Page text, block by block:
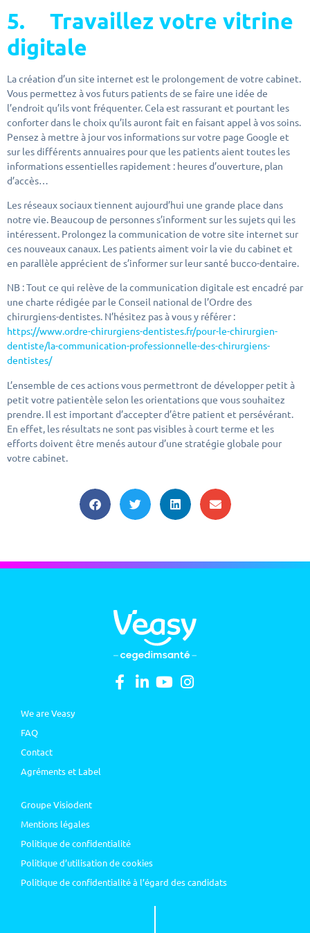
5.
Travaillez votre vitrine
digitale
La création d’un site internet est le prolongement de votre cabinet.
Vous permettez à vos futurs patients de se faire une idée de
l’endroit qu’ils vont fréquenter. Cela est rassurant et pourtant les
conforter dans le choix qu’ils auront fait en faisant appel à vos soins.
Pensez à mettre à jour vos informations sur votre page Google et
sur les différents annuaires pour que les patients aient toutes les
informations essentielles rapidement : heures d’ouverture, plan
d’accès…
Les réseaux sociaux tiennent aujourd’hui une grande place dans
notre vie. Beaucoup de personnes s’informent sur les sujets qui les
intéressent. Prolongez la communication de votre site internet sur
ces nouveaux canaux. Les patients aiment voir la vie du cabinet et
en parallèle apprécient de s’informer sur leur santé bucco-dentaire.
NB : Tout ce qui relève de la communication digitale est encadré par
une charte rédigée par le Conseil national de l’Ordre des
chirurgiens-dentistes. N’hésitez pas à vous y référer :
https://www.ordre-chirurgiens-dentistes.fr/pour-le-chirurgien-
dentiste/la-communication-professionnelle-des-chirurgiens-
dentistes/
L’ensemble de ces actions vous permettront de développer petit à
petit votre patientèle selon les orientations que vous souhaitez
prendre. Il est important d’accepter d’être patient et persévérant.
En effet, les résultats ne sont pas visibles à court terme et les
efforts doivent être menés autour d’une stratégie globale pour
votre cabinet.
We are Veasy
FAQ
Contact
Agréments et Label
Groupe Visiodent
Mentions légales
Politique de confidentialité
Politique d’utilisation de cookies
Politique de confidentialité à l’égard des candidats